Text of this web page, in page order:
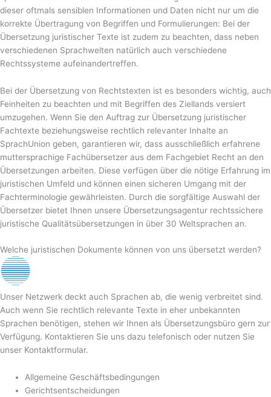
dieser oftmals sensiblen Informationen und Daten nicht nur um die
korrekte Übertragung von Begriffen und Formulierungen: Bei der
Übersetzung juristischer Texte ist zudem zu beachten, dass neben
verschiedenen Sprachwelten natürlich auch verschiedene
Rechtssysteme aufeinandertreffen.
Bei der Übersetzung von Rechtstexten ist es besonders wichtig, auch
Feinheiten zu beachten und mit Begriffen des Ziellands versiert
umzugehen. Wenn Sie den Auftrag zur Übersetzung juristischer
Fachtexte beziehungsweise rechtlich relevanter Inhalte an
SprachUnion geben, garantieren wir, dass ausschließlich erfahrene
muttersprachige Fachübersetzer aus dem Fachgebiet Recht an den
Übersetzungen arbeiten. Diese verfügen über die nötige Erfahrung im
juristischen Umfeld und können einen sicheren Umgang mit der
Fachterminologie gewährleisten. Durch die sorgfältige Auswahl der
Übersetzer bietet Ihnen unsere Übersetzungsagentur rechtssichere
juristische Qualitätsübersetzungen in über 30 Weltsprachen an.
Welche juristischen Dokumente können von uns übersetzt werden?
Unser Netzwerk deckt auch Sprachen ab, die wenig verbreitet sind.
Auch wenn Sie rechtlich relevante Texte in eher unbekannten
Sprachen benötigen, stehen wir Ihnen als Übersetzungsbüro gern zur
Verfügung. Kontaktieren Sie uns dazu telefonisch oder nutzen Sie
unser Kontaktformular.
Allgemeine Geschäftsbedingungen
Gerichtsentscheidungen